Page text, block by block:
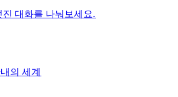
진 대화를 나눠보세요.​​
의 세계​​